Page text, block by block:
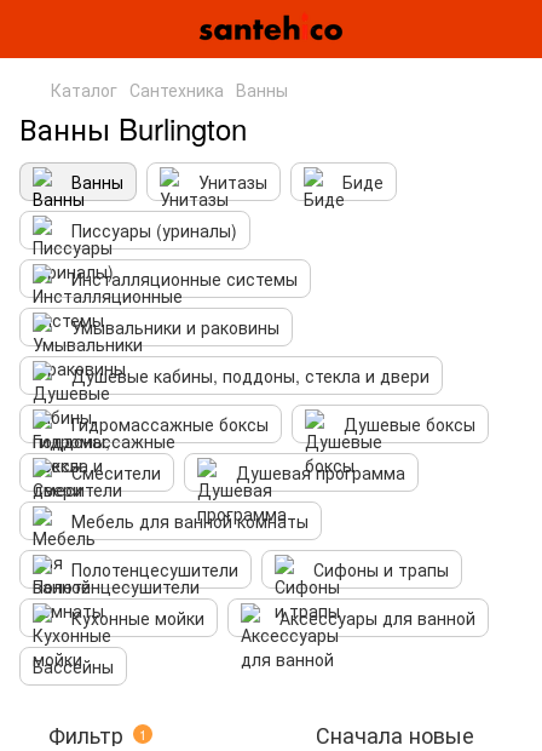
Каталог Сантехника Ванны
Ванны Burlington
Ванны Унитазы
Биде
Писсуары (уриналы)
Инсталляционные системы
Умывальники и раковины
Душевые кабины, поддоны, стекла и двери
Гидромассажные боксы
Душевые боксы
Смесители
Душевая программа
Мебель для ванной комнаты
Полотенцесушители
Сифоны и трапы
Кухонные мойки
Аксессуары для ванной
Бассейны
Фильтр 1 Сначала новые